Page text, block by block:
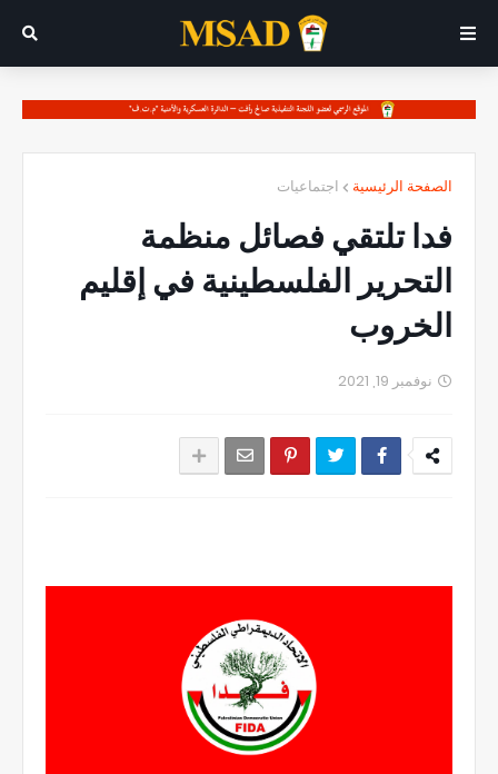
الصفحة الرئيسية اجتماعيات
فدا تلتقي فصائل منظمة
التحرير الفلسطينية في إقليم
الخروب
نوفمبر 19, 2021